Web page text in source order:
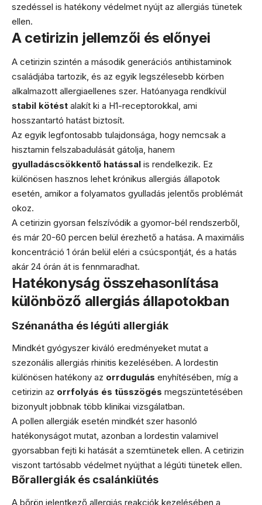
szedéssel is hatékony védelmet nyújt az allergiás tünetek
ellen.
A cetirizin jellemzői és előnyei
A cetirizin szintén a második generációs antihistaminok
családjába tartozik, és az egyik legszélesebb körben
alkalmazott allergiaellenes szer. Hatóanyaga rendkívül
stabil kötést alakít ki a H1-receptorokkal, ami
hosszantartó hatást biztosít.
Az egyik legfontosabb tulajdonsága, hogy nemcsak a
hisztamin felszabadulását gátolja, hanem
gyulladáscsökkentő hatással is rendelkezik. Ez
különösen hasznos lehet krónikus allergiás állapotok
esetén, amikor a folyamatos gyulladás jelentős problémát
okoz.
A cetirizin gyorsan felszívódik a gyomor-bél rendszerből,
és már 20-60 percen belül érezhető a hatása. A maximális
koncentráció 1 órán belül eléri a csúcspontját, és a hatás
akár 24 órán át is fennmaradhat.
Hatékonyság összehasonlítása
különböző allergiás állapotokban
Szénanátha és légúti allergiák
Mindkét gyógyszer kiváló eredményeket mutat a
szezonális allergiás rhinitis kezelésében. A lordestin
különösen hatékony az orrdugulás enyhítésében, míg a
cetirizin az orrfolyás és tüsszögés megszüntetésében
bizonyult jobbnak több klinikai vizsgálatban.
A pollen allergiák esetén mindkét szer hasonló
hatékonyságot mutat, azonban a lordestin valamivel
gyorsabban fejti ki hatását a szemtünetek ellen. A cetirizin
viszont tartósabb védelmet nyújthat a légúti tünetek ellen.
Bőrallergiák és csalánkiütés
A bőrön jelentkező allergiás reakciók kezelésében a